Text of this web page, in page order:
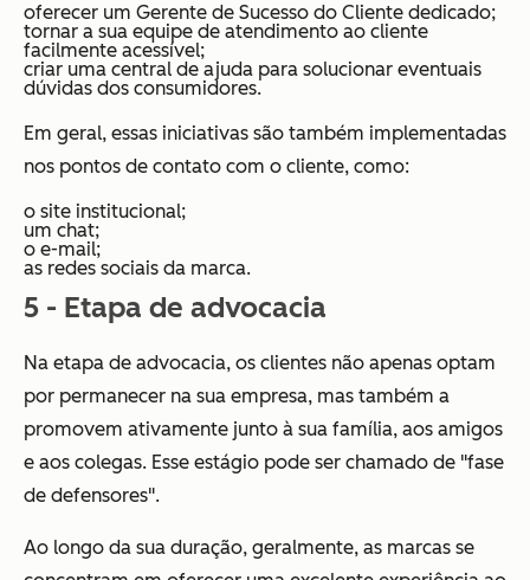
oferecer um Gerente de Sucesso do Cliente dedicado;
tornar a sua equipe de atendimento ao cliente
facilmente acessível;
criar uma central de ajuda para solucionar eventuais
dúvidas dos consumidores.
Em geral, essas iniciativas são também implementadas
nos pontos de contato com o cliente, como:
o site institucional;
um chat;
o e-mail;
as redes sociais da marca.
5 - Etapa de advocacia
Na etapa de advocacia, os clientes não apenas optam
por permanecer na sua empresa, mas também a
promovem ativamente junto à sua família, aos amigos
e aos colegas. Esse estágio pode ser chamado de "fase
de defensores".
Ao longo da sua duração, geralmente, as marcas se